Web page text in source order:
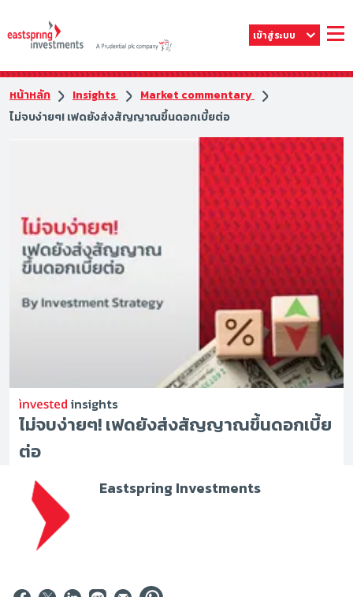
เข้าสู่ระบบ
หน้าหลัก Insights
Market commentary
ไม่จบง่ายๆ! เฟดยังส่งสัญญาณขึ้นดอกเบี้ยต่อ
insights
ไม่จบง่ายๆ! เฟดยังส่งสัญญาณขึ้นดอกเบี้ย
ต่อ
Eastspring Investments